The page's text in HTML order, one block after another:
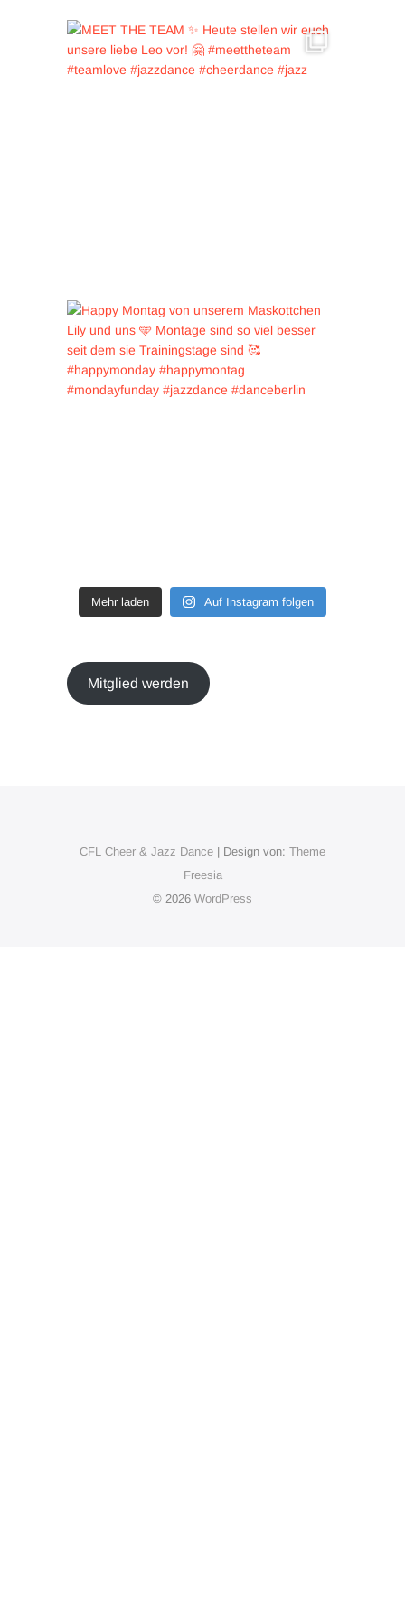
Mehr laden Auf Instagram folgen
Mitglied werden
CFL Cheer & Jazz Dance | Design von: Theme
Freesia
© 2026 WordPress